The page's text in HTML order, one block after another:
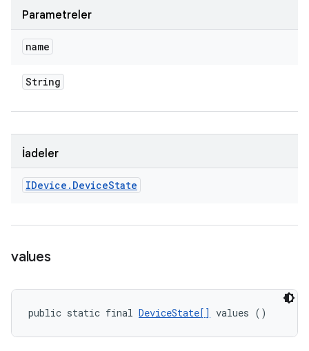
Parametreler
name
String
İadeler
IDevice . DeviceState
values
public static final DeviceState[] values ()